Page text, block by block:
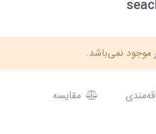
نمی‌باشد.
مقایسه